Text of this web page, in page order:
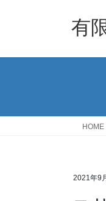
有
HOME
2021年9